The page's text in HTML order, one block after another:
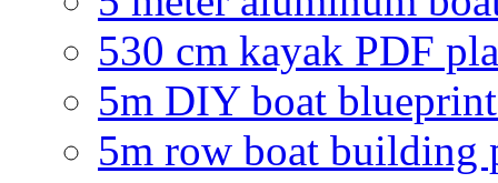
530 cm kayak PDF
5m DIY boat
5m row boat building